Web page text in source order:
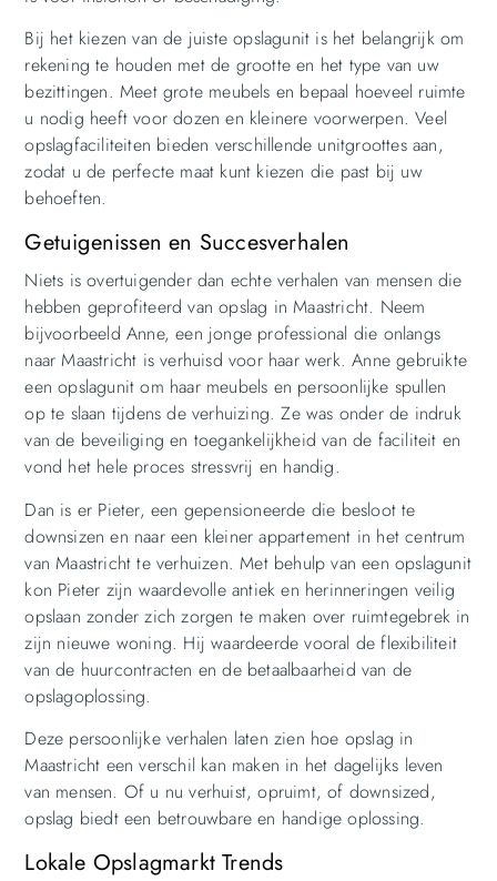
Bij het kiezen van de juiste opslagunit is het belangrijk om
rekening te houden met de grootte en het type van uw
bezittingen. Meet grote meubels en bepaal hoeveel ruimte
u nodig heeft voor dozen en kleinere voorwerpen. Veel
opslagfaciliteiten bieden verschillende unitgroottes aan,
zodat u de perfecte maat kunt kiezen die past bij uw
behoeften.
Getuigenissen en Succesverhalen
Niets is overtuigender dan echte verhalen van mensen die
hebben geprofiteerd van opslag in Maastricht. Neem
bijvoorbeeld Anne, een jonge professional die onlangs
naar Maastricht is verhuisd voor haar werk. Anne gebruikte
een opslagunit om haar meubels en persoonlijke spullen
op te slaan tijdens de verhuizing. Ze was onder de indruk
van de beveiliging en toegankelijkheid van de faciliteit en
vond het hele proces stressvrij en handig.
Dan is er Pieter, een gepensioneerde die besloot te
downsizen en naar een kleiner appartement in het centrum
van Maastricht te verhuizen. Met behulp van een opslagunit
kon Pieter zijn waardevolle antiek en herinneringen veilig
opslaan zonder zich zorgen te maken over ruimtegebrek in
zijn nieuwe woning. Hij waardeerde vooral de flexibiliteit
van de huurcontracten en de betaalbaarheid van de
opslagoplossing.
Deze persoonlijke verhalen laten zien hoe opslag in
Maastricht een verschil kan maken in het dagelijks leven
van mensen. Of u nu verhuist, opruimt, of downsized,
opslag biedt een betrouwbare en handige oplossing.
Lokale Opslagmarkt Trends